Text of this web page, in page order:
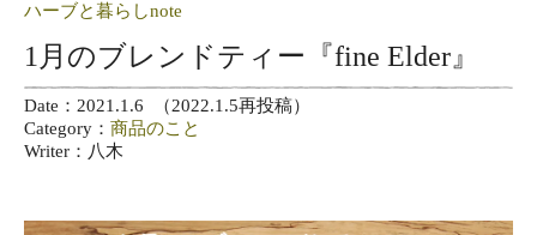
ハーブと暮らしnote
1月のブレンドティー『fine Elder』
Date：2021.1.6 （2022.1.5再投稿）
Category： 商品のこと
Writer：八木